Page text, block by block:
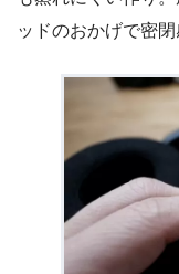
ッドのおかげで密